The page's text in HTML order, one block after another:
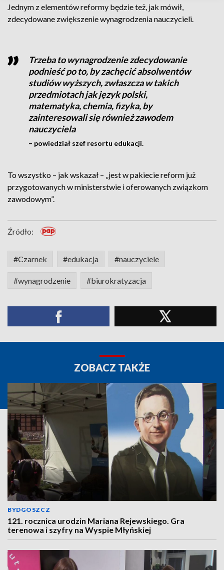
Jednym z elementów reformy będzie też, jak mówił,
zdecydowane zwiększenie wynagrodzenia nauczycieli.
Trzeba to wynagrodzenie zdecydowanie
podnieść po to, by zachęcić absolwentów
studiów wyższych, zwłaszcza w takich
przedmiotach jak język polski,
matematyka, chemia, fizyka, by
zainteresowali się również zawodem
nauczyciela
– powiedział szef resortu edukacji.
To wszystko – jak wskazał – „jest w pakiecie reform już
przygotowanych w ministerstwie i oferowanych związkom
zawodowym”.
Źródło:
#Czarnek #edukacja #nauczyciele
#wynagrodzenie #biurokratyzacja
ZOBACZ TAKŻE
BYDGOSZCZ
121. rocznica urodzin Mariana Rejewskiego. Gra
terenowa i szyfry na Wyspie Młyńskiej